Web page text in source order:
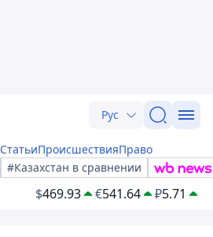
Рус
СтатьиПроисшествияПраво
#Казахстан в сравнении
$469.93 €541.64 ₽5.71